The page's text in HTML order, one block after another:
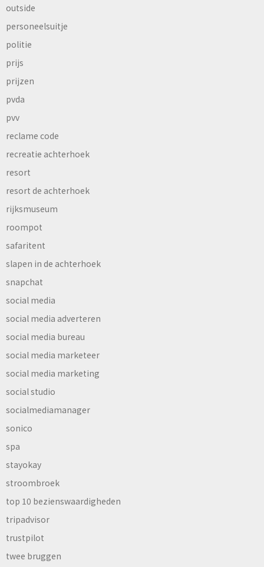
outside
personeelsuitje
politie
prijs
prijzen
pvda
pvv
reclame code
recreatie achterhoek
resort
resort de achterhoek
rijksmuseum
roompot
safaritent
slapen in de achterhoek
snapchat
social media
social media adverteren
social media bureau
social media marketeer
social media marketing
social studio
socialmediamanager
sonico
spa
stayokay
stroombroek
top 10 bezienswaardigheden
tripadvisor
trustpilot
twee bruggen